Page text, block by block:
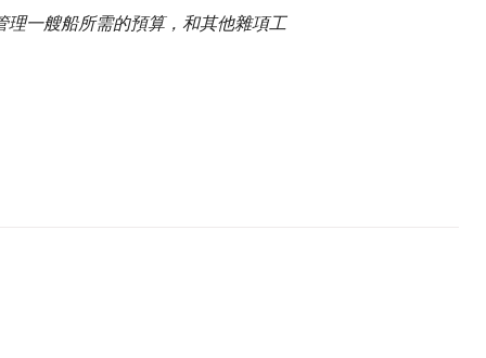
理一艘船所需的預算，和其他雜項工